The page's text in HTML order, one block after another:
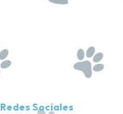
Redes Sociales